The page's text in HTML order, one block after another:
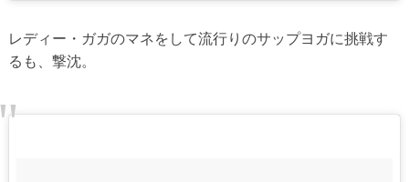
レディー・ガガのマネをして流行りのサップヨガに挑戦す
るも、撃沈。